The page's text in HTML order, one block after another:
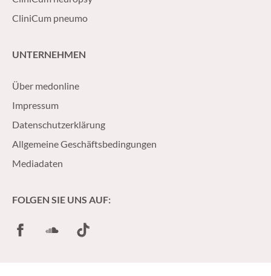
CliniCum pneumo
UNTERNEHMEN
Über medonline
Impressum
Datenschutzerklärung
Allgemeine Geschäftsbedingungen
Mediadaten
FOLGEN SIE UNS AUF:
FacebookSoundCloud
TikTok